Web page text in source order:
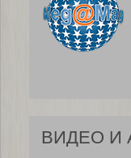
ВИДЕО И